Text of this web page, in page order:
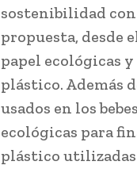
sostenibilidad con
propuesta, desde
papel ecológicas
plástico. Además
usados en los
ecológicas para
plástico utilizadas